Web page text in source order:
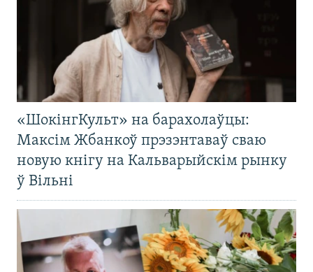
«ШокінгКульт» на барахолаўцы:
Максім Жбанкоў прэзэнтаваў сваю
новую кнігу на Кальварыйскім рынку
ў Вільні